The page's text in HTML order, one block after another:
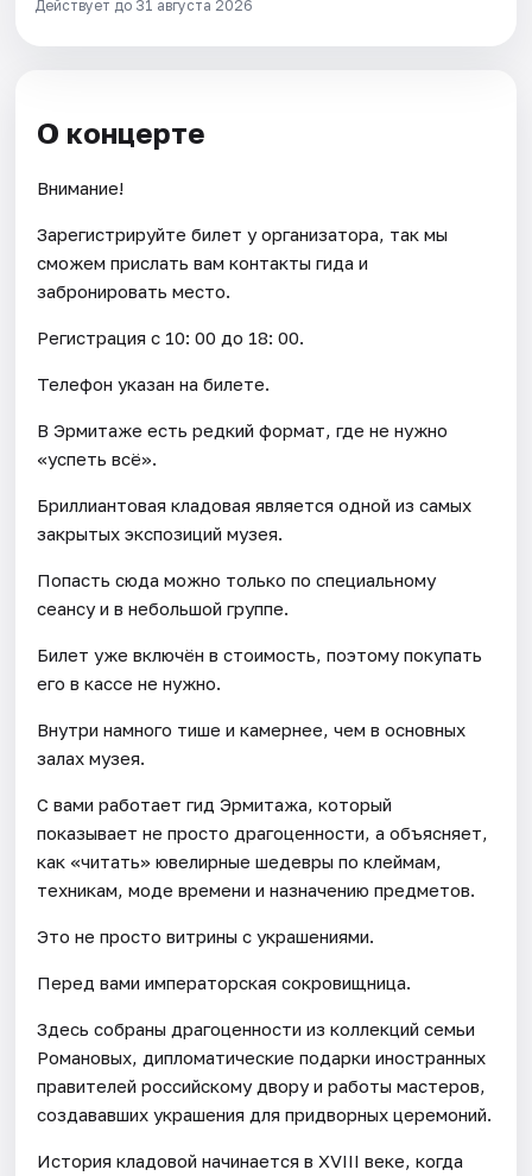
Действует до 31 августа 2026
О концерте
Внимание!
Зарегистрируйте билет у организатора, так мы
сможем прислать вам контакты гида и
забронировать место.
Регистрация с 10: 00 до 18: 00.
Телефон указан на билете.
В Эрмитаже есть редкий формат, где не нужно
«успеть всё».
Бриллиантовая кладовая является одной из самых
закрытых экспозиций музея.
Попасть сюда можно только по специальному
сеансу и в небольшой группе.
Билет уже включён в стоимость, поэтому покупать
его в кассе не нужно.
Внутри намного тише и камернее, чем в основных
залах музея.
С вами работает гид Эрмитажа, который
показывает не просто драгоценности, а объясняет,
как «читать» ювелирные шедевры по клеймам,
техникам, моде времени и назначению предметов.
Это не просто витрины с украшениями.
Перед вами императорская сокровищница.
Здесь собраны драгоценности из коллекций семьи
Романовых, дипломатические подарки иностранных
правителей российскому двору и работы мастеров,
создававших украшения для придворных церемоний.
История кладовой начинается в XVIII веке, когда